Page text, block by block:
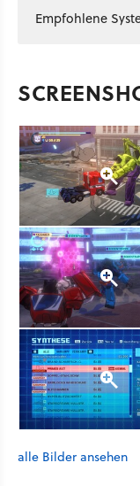
Empfohlene
alle Bilder ansehen